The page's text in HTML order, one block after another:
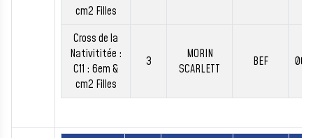
cm2 Filles
Cross de la
Nativititée :
C11 : 6em &
cm2 Filles
3
MORIN
SCARLETT
BEF